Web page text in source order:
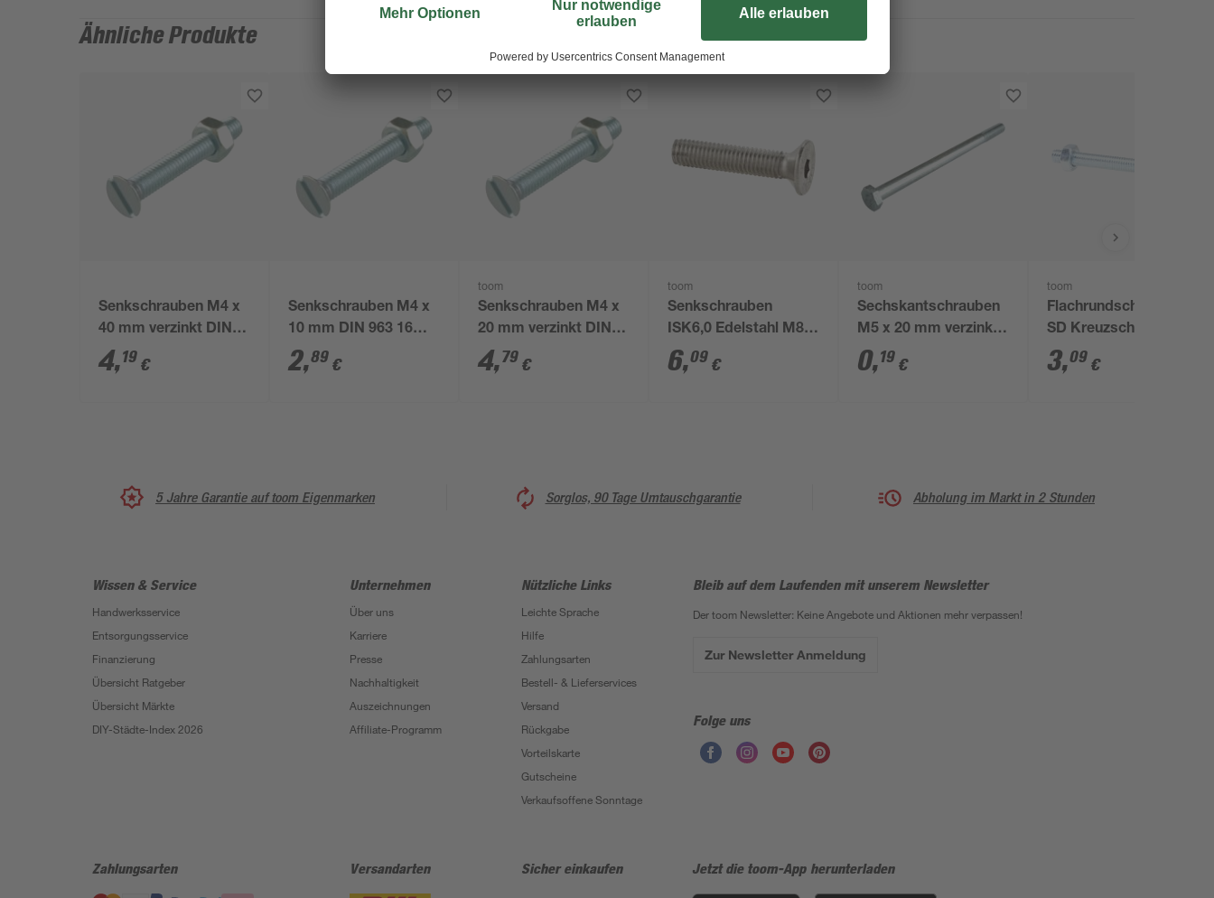
Ähnliche Produkte
Senkschrauben M4 x
40 mm verzinkt DIN
963 8 Stück
4,19 €
Senkschrauben M4 x
10 mm DIN 963 16
Stück
2,89 €
toom
Senkschrauben M4 x
20 mm verzinkt DIN
963 50 Stück
4,79 €
toom
Senkschrauben
ISK6,0 Edelstahl M8 x
40 mm 2 Stück
6,09 €
toom
Sechskantschrauben
M5 x 20 mm verzinkt
DIN 558
0,19 €
toom
Flachrundschrauben
SD Kreuzschlitz Stahl
M4 x 40 mm 4 Stück
3,09 €
5 Jahre Garantie auf toom Eigenmarken Sorglos, 90 Tage Umtauschgarantie Abholung im Markt in 2 Stunden
Wissen & Service
Handwerksservice
Entsorgungsservice
Finanzierung
Übersicht Ratgeber
Übersicht Märkte
DIY-Städte-Index 2026
Unternehmen
Über uns
Karriere
Presse
Nachhaltigkeit
Auszeichnungen
Affiliate-Programm
Nützliche Links
Leichte Sprache
Hilfe
Zahlungsarten
Bestell- & Lieferservices
Versand
Rückgabe
Vorteilskarte
Gutscheine
Verkaufsoffene Sonntage
Bleib auf dem Laufenden mit unserem Newsletter
Der toom Newsletter: Keine Angebote und Aktionen mehr verpassen!
Zur Newsletter Anmeldung
Folge uns
Zahlungsarten Versandarten Sicher einkaufen Jetzt die toom-App herunterladen